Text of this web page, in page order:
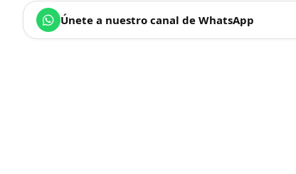
Únete a nuestro canal de WhatsApp